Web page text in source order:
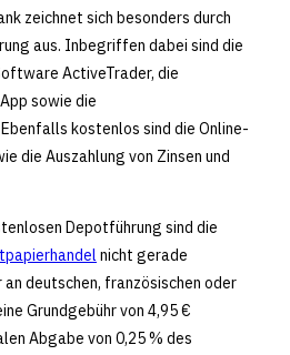
zeichnet sich besonders durch
aus. Inbegriffen dabei sind die
ActiveTrader, die
sowie die
kostenlos sind die Online-
die Auszahlung von Zinsen und
Depotführung sind die
nicht gerade
deutschen, französischen oder
Grundgebühr von 4,95 €
Abgabe von 0,25 % des